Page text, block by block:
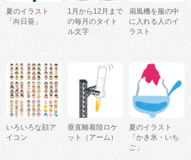
夏のイラスト
「向日葵」
1月から12月まで
の毎月のタイト
ル文字
扇風機を服の中
に入れる人のイ
ラスト
いろいろな顔ア
イコン
垂直離着陸ロケ
ット（アーム）
夏のイラスト
「かき氷・いち
ご」